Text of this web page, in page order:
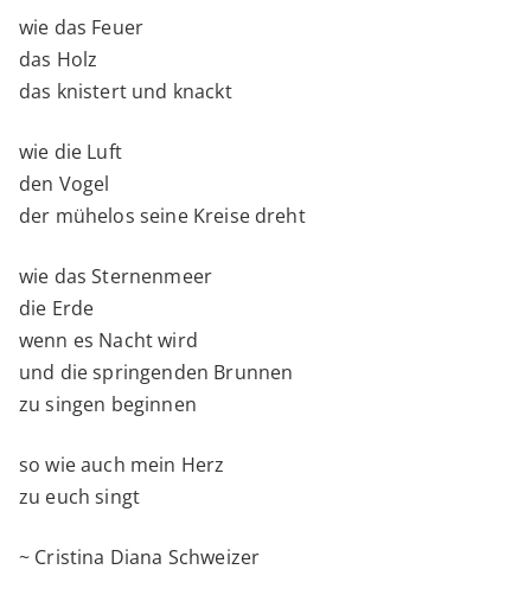
wie das Feuer
das Holz
das knistert und knackt
wie die Luft
den Vogel
der mühelos seine Kreise dreht
wie das Sternenmeer
die Erde
wenn es Nacht wird
und die springenden Brunnen
zu singen beginnen
so wie auch mein Herz
zu euch singt
~ Cristina Diana Schweizer